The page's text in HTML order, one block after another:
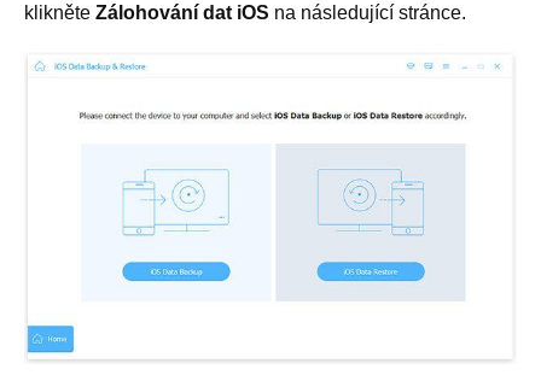
klikněte Zálohování dat iOS na následující stránce.